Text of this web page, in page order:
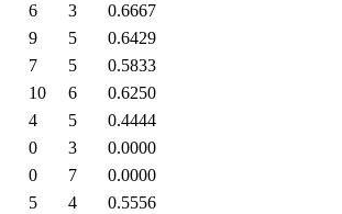
6 3
0.6667
9 5
0.6429
7 5
0.5833
10 6
0.6250
4 5
0.4444
0 3
0.0000
0 7
0.0000
5 4
0.5556